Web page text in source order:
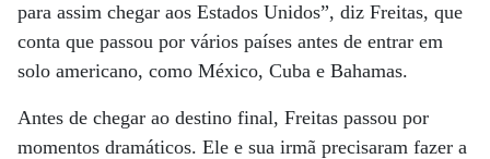
para assim chegar aos Estados Unidos”, diz Freitas, que
conta que passou por vários países antes de entrar em
solo americano, como México, Cuba e Bahamas.
Antes de chegar ao destino final, Freitas passou por
momentos dramáticos. Ele e sua irmã precisaram fazer a